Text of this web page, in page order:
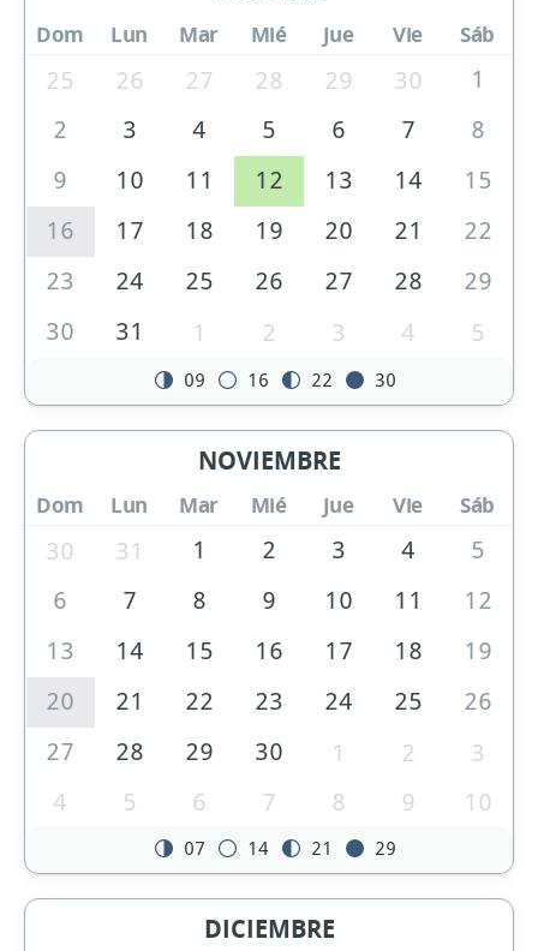
Dom Lun Mar Mié Jue Vie Sáb
25 26 27 28 29 30
1
2
3 4 5 6 7
8
9
10 11 12 13 14
15
16
17 18 19 20 21
22
23
24 25 26 27 28
29
30
31 1 2 3 4 5
09 16 22 30
NOVIEMBRE
Dom Lun Mar Mié Jue Vie Sáb
30 31 1 2 3 4
5
6
7 8 9 10 11
12
13
14 15 16 17 18
19
20
21 22 23 24 25
26
27
28 29 30 1 2
3
4
5 6 7 8 9 10
07 14 21 29
DICIEMBRE